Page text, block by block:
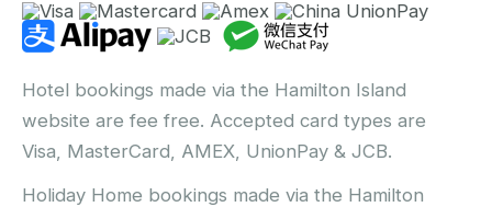
Hotel bookings made via the Hamilton Island
website are fee free. Accepted card types are
Visa, MasterCard, AMEX, UnionPay & JCB.
Holiday Home bookings made via the Hamilton